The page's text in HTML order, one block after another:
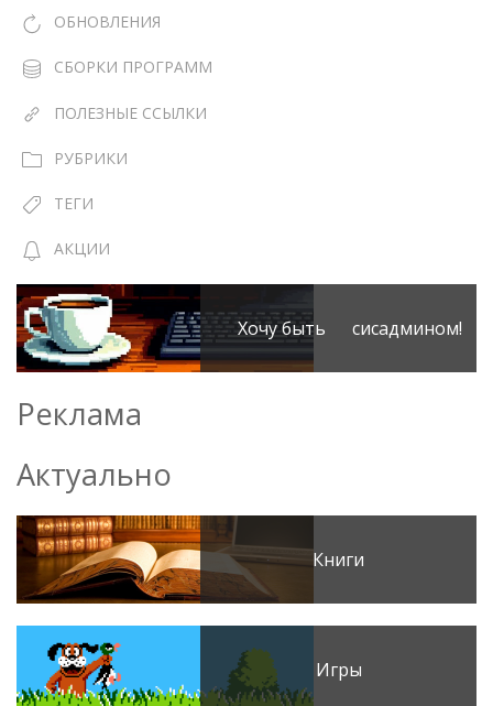
ОБНОВЛЕНИЯ
СБОРКИ ПРОГРАММ
ПОЛЕЗНЫЕ ССЫЛКИ
РУБРИКИ
ТЕГИ
АКЦИИ
Хочу быть сисадмином!
Реклама
Актуально
Книги
Игры